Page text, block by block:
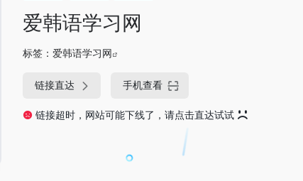
爱韩语学习网
标签： 爱韩语学习网
链接直达 手机查看
链接超时，网站可能下线了，请点击直达试试